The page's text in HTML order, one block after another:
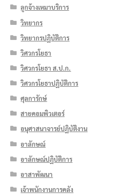
ลูกจ้างเหมาบริการ
วิทยากร
วิทยากรปฏิบัติการ
วิศวกรโยธา
วิศวกรโยธา ส.ป.ก.
วิศวกรโยธาปฏิบัติการ
ศุลการักษ์
สายคอมพิวเตอร์
อนุศาสนาจารย์ปฏิบัติงาน
อาลักษณ์
อาลักษณ์ปฏิบัติการ
อาสาพัฒนา
เจ้าพนักงานการคลัง